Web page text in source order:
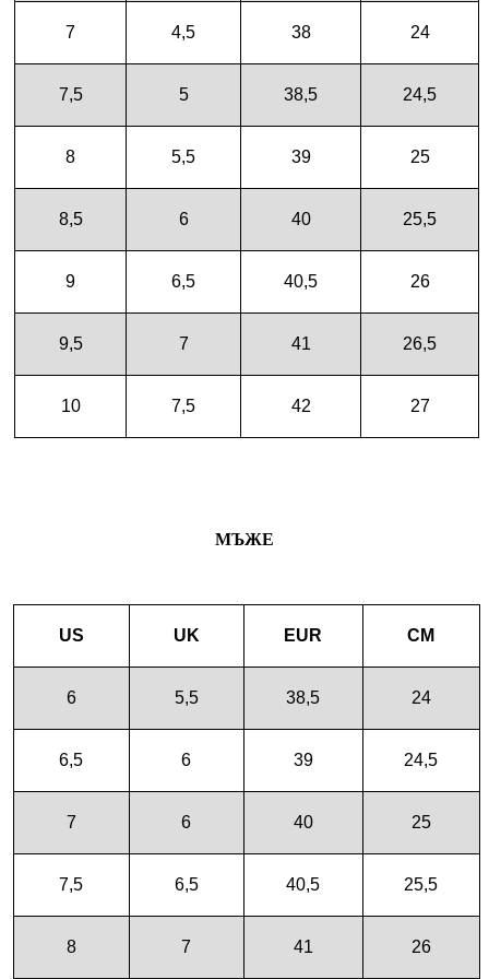
7 4,5 38 24
7,5 5 38,5 24,5
8 5,5 39 25
8,5 6 40 25,5
9 6,5 40,5 26
9,5 7 41 26,5
10 7,5 42 27
МЪЖЕ
US UK EUR CM
6 5,5 38,5 24
6,5 6 39 24,5
7 6 40 25
7,5 6,5 40,5 25,5
8 7 41 26